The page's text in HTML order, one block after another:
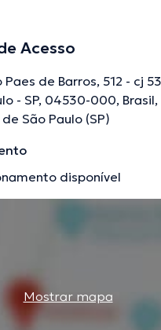
numerosas
difundiu importantes
línguas que fala o médico.
equipe do doctoranytime,
Acesso
Paes de Barros, 512 - cj
- SP, 04530-000,
São Paulo (SP)
disponível
Mostrar mapa